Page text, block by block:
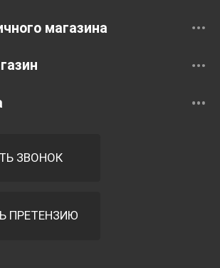
магазина
ЗВОНОК
ПРЕТЕНЗИЮ